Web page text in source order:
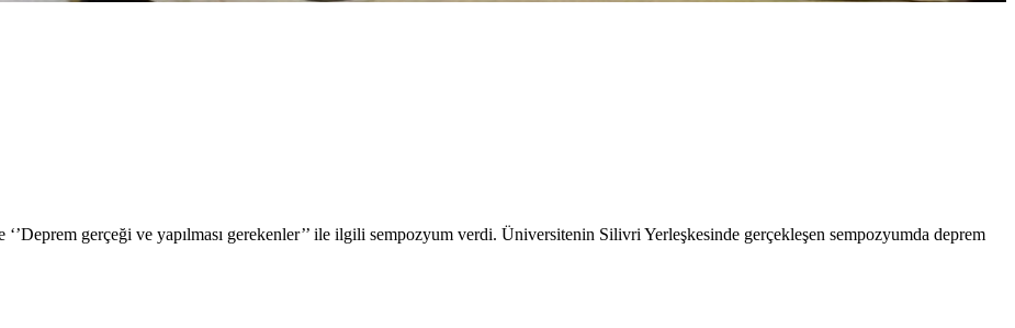
gerçeği ve yapılması gerekenler’’ ile ilgili sempozyum verdi. Üniversitenin Silivri Yerleşkesinde gerçekleşen sempozyumda deprem